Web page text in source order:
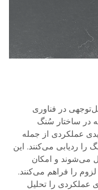
در فناوری
در ساختار سُنگ
عملکردی از جمله
را ردیابی می‌کنند. این
می‌شوند و امکان
را فراهم می‌کنند.
عملکردی را تحلیل